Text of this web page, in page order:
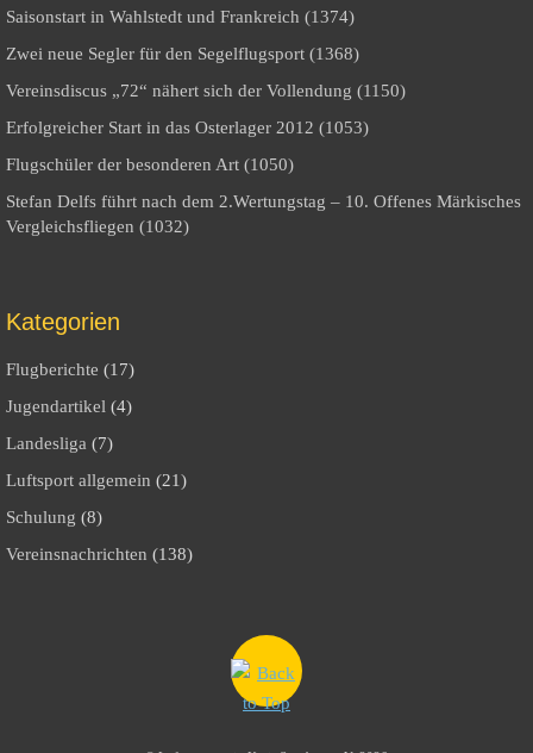
Saisonstart in Wahlstedt und Frankreich (1374)
Zwei neue Segler für den Segelflugsport (1368)
Vereinsdiscus „72“ nähert sich der Vollendung (1150)
Erfolgreicher Start in das Osterlager 2012 (1053)
Flugschüler der besonderen Art (1050)
Stefan Delfs führt nach dem 2.Wertungstag – 10. Offenes Märkisches
Vergleichsfliegen (1032)
Kategorien
Flugberichte (17)
Jugendartikel (4)
Landesliga (7)
Luftsport allgemein (21)
Schulung (8)
Vereinsnachrichten (138)